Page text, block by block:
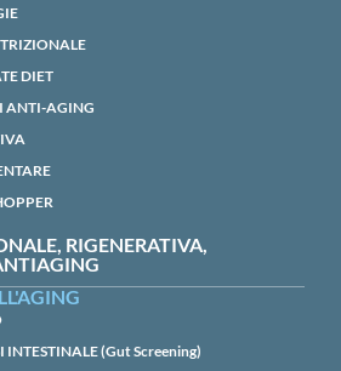
DIET
ANTI-AGING
RIGENERATIVA,
INTESTINALE (Gut Screening)